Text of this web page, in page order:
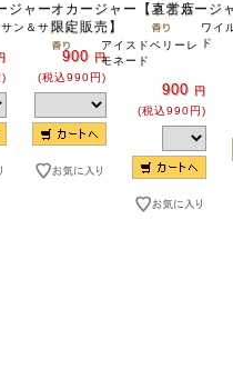
ジャー
サン＆サンド
900 円
(税込990円)
オカージャー【直営店
限定販売】
アイスドベリーレ
モネード
900 円
(税込990円)
ネオカージ
ワイ
ド